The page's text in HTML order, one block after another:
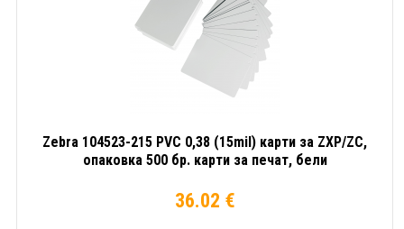
Zebra 104523-215 PVC 0,38 (15mil) карти за ZXP/ZC,
опаковка 500 бр. карти за печат, бели
36.02 €